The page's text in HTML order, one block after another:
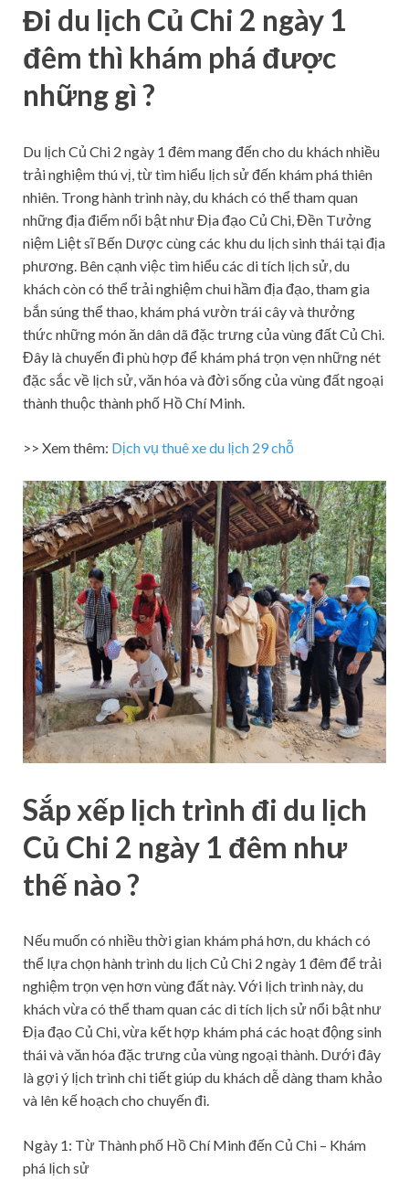
Đi du lịch Củ Chi 2 ngày 1
đêm thì khám phá được
những gì ?
Du lịch Củ Chi 2 ngày 1 đêm mang đến cho du khách nhiều
trải nghiệm thú vị, từ tìm hiểu lịch sử đến khám phá thiên
nhiên. Trong hành trình này, du khách có thể tham quan
những địa điểm nổi bật như Địa đạo Củ Chi, Đền Tưởng
niệm Liệt sĩ Bến Dược cùng các khu du lịch sinh thái tại địa
phương. Bên cạnh việc tìm hiểu các di tích lịch sử, du
khách còn có thể trải nghiệm chui hầm địa đạo, tham gia
bắn súng thể thao, khám phá vườn trái cây và thưởng
thức những món ăn dân dã đặc trưng của vùng đất Củ Chi.
Đây là chuyến đi phù hợp để khám phá trọn vẹn những nét
đặc sắc về lịch sử, văn hóa và đời sống của vùng đất ngoại
thành thuộc thành phố Hồ Chí Minh.
>> Xem thêm: Dịch vụ thuê xe du lịch 29 chỗ
Sắp xếp lịch trình đi du lịch
Củ Chi 2 ngày 1 đêm như
thế nào ?
Nếu muốn có nhiều thời gian khám phá hơn, du khách có
thể lựa chọn hành trình du lịch Củ Chi 2 ngày 1 đêm để trải
nghiệm trọn vẹn hơn vùng đất này. Với lịch trình này, du
khách vừa có thể tham quan các di tích lịch sử nổi bật như
Địa đạo Củ Chi, vừa kết hợp khám phá các hoạt động sinh
thái và văn hóa đặc trưng của vùng ngoại thành. Dưới đây
là gợi ý lịch trình chi tiết giúp du khách dễ dàng tham khảo
và lên kế hoạch cho chuyến đi.
Ngày 1: Từ Thành phố Hồ Chí Minh đến Củ Chi – Khám
phá lịch sử